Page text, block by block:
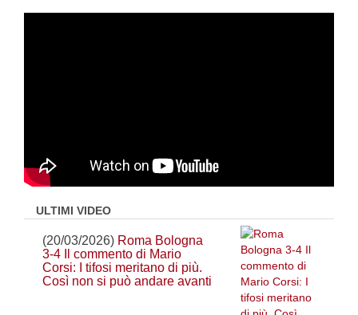
ULTIMI VIDEO
(20/03/2026) Roma Bologna
3-4 Il commento di Mario
Corsi: I tifosi meritano di più.
Così non si può andare avanti